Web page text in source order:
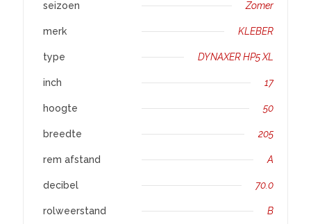
seizoen Zomer
merk KLEBER
type DYNAXER HP5 XL
inch 17
hoogte 50
breedte 205
rem afstand A
decibel 70.0
rolweerstand B